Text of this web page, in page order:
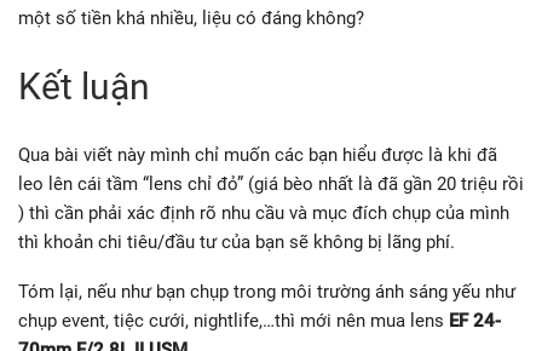
Tóm lại, nếu như bạn chụp trong môi trường ánh sáng yếu như
70mm F/2.8L II USM
lensEF 24-105mm F/4L II IS USMlà dư dùng. Lúc này bạn sẽ
tiết kiệm được một khoản kha khá để sắm những phụ kiện
khác như đèn flash rời, tản sáng, dây đeo, grip, pin, thẻ nhớ,…
Hoặc gọn hơn là đăng ký một khóa học nhiếp ảnh để nâng cao
Về chất ảnh 24-105mm F/4L II IS thì trong bài viết mình đã cho
các bạn xem qua, các bạn hoàn toàn có thể tự tin là ảnh chụp